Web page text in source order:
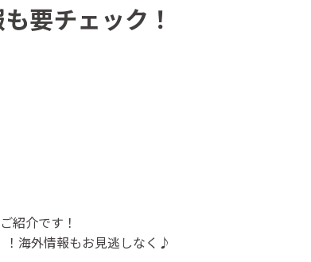
要チェック！
紹介です！
海外情報もお見逃しなく♪